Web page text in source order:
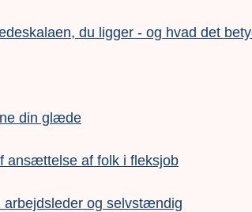
du ligger - og hvad det
din glæde
ansættelse af folk i fleksjob
og selvstændig